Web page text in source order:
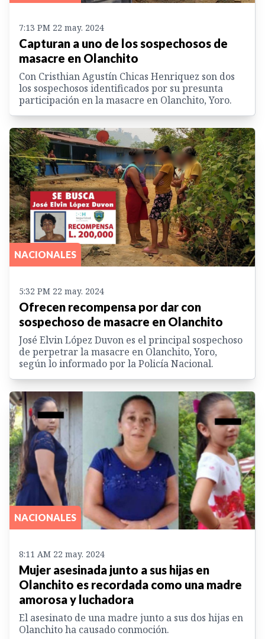
7:13 PM 22 may. 2024
Capturan a uno de los sospechosos de
masacre en Olanchito
Con Cristhian Agustín Chicas Henriquez son dos
los sospechosos identificados por su presunta
participación en la masacre en Olanchito, Yoro.
NACIONALES
5:32 PM 22 may. 2024
Ofrecen recompensa por dar con
sospechoso de masacre en Olanchito
José Elvin López Duvon es el principal sospechoso
de perpetrar la masacre en Olanchito, Yoro,
según lo informado por la Policía Nacional.
NACIONALES
8:11 AM 22 may. 2024
Mujer asesinada junto a sus hijas en
Olanchito es recordada como una madre
amorosa y luchadora
El asesinato de una madre junto a sus dos hijas en
Olanchito ha causado conmoción.